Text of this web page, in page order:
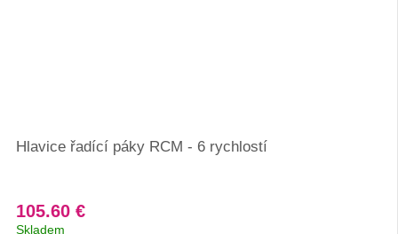
Hlavice řadící páky RCM - 6 rychlostí
105.60 €
Skladem